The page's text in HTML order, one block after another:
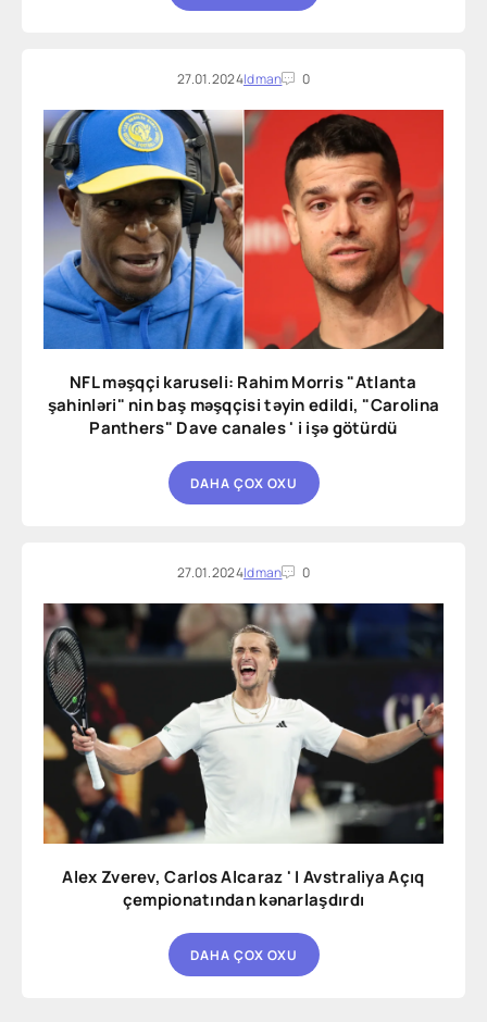
27.01.2024Idman 0
NFL məşqçi karuseli: Rahim Morris "Atlanta
şahinləri" nin baş məşqçisi təyin edildi, "Carolina
Panthers" Dave canales ' i işə götürdü
DAHA ÇOX OXU
27.01.2024Idman 0
Alex Zverev, Carlos Alcaraz ' I Avstraliya Açıq
çempionatından kənarlaşdırdı
DAHA ÇOX OXU